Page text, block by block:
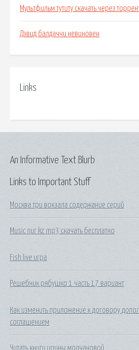
Мультфильм тутиту скачать через
Дэвид балдаччи невиновен
Links
Links to Important Stuff
Москва три вокзала содержание серий
Music nur kz mp3 скачать бесплатно
Fish live игра
Решебник рябушко 1 часть 17 вариант
Как изменить приложение к договору
соглашением
Читать книги ирины молчановой
An Informative Text Blurb